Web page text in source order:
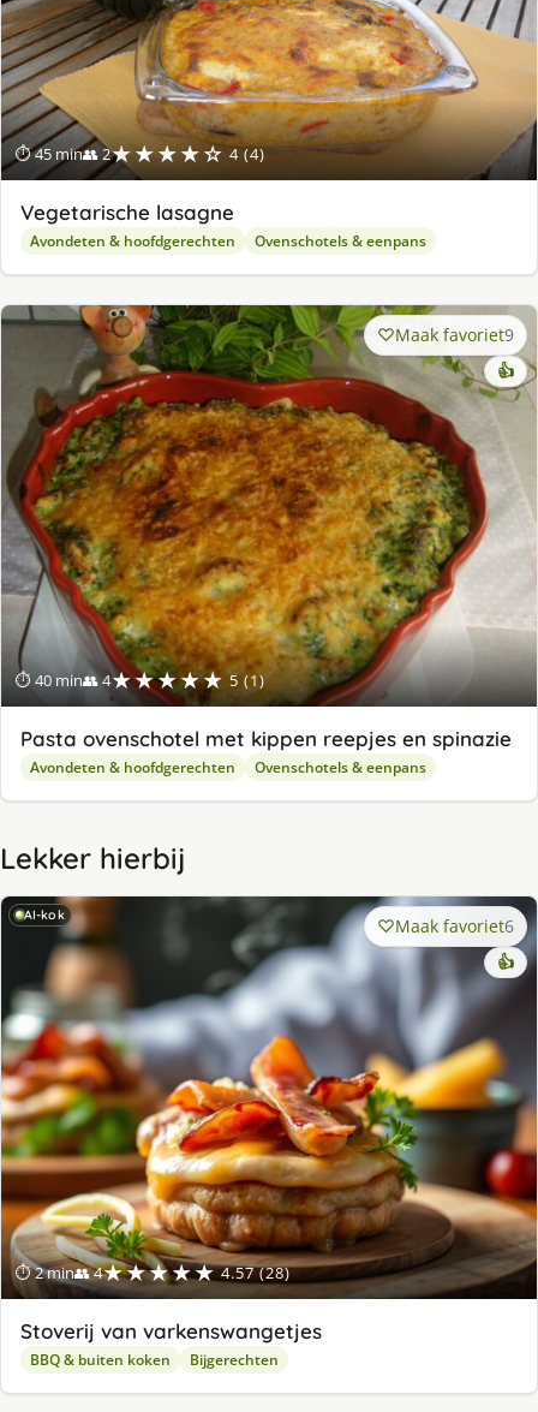
⏱ 45 min👥 2★★★★☆ 4 (4)
Vegetarische lasagne
Avondeten & hoofdgerechten Ovenschotels & eenpans
⏱ 40 min👥 4★★★★★ 5 (1)
Maak favoriet9
👍
Pasta ovenschotel met kippen reepjes en spinazie
Avondeten & hoofdgerechten Ovenschotels & eenpans
Lekker hierbij
AI-kok
⏱ 2 min👥 4★★★★★ 4.57 (28)
Maak favoriet6
👍
Stoverij van varkenswangetjes
BBQ & buiten koken Bijgerechten